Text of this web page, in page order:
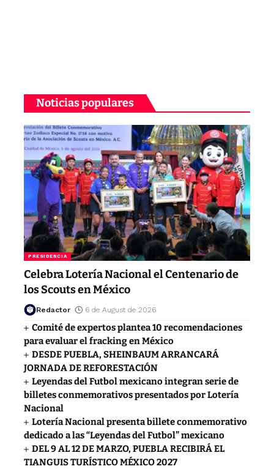
Noticias populares
PRESIDENCIA
Celebra Lotería Nacional el Centenario de
los Scouts en México
Redactor 6 de August de 2026
Comité de expertos plantea 10 recomendaciones
para evaluar el fracking en México
DESDE PUEBLA, SHEINBAUM ARRANCARÁ
JORNADA DE REFORESTACIÓN
Leyendas del Futbol mexicano integran serie de
billetes conmemorativos presentados por Lotería
Nacional
Lotería Nacional presenta billete conmemorativo
dedicado a las “Leyendas del Futbol” mexicano
DEL 9 AL 12 DE MARZO, PUEBLA RECIBIRÁ EL
TIANGUIS TURÍSTICO MÉXICO 2027